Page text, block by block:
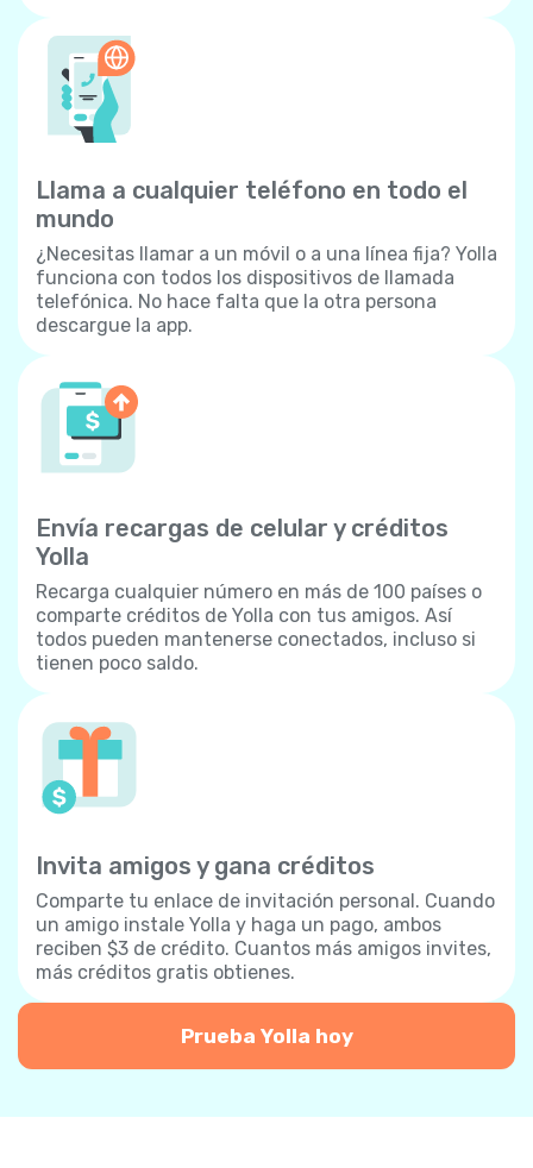
Llama a cualquier teléfono en todo el
mundo
¿Necesitas llamar a un móvil o a una línea fija? Yolla
funciona con todos los dispositivos de llamada
telefónica. No hace falta que la otra persona
descargue la app.
Envía recargas de celular y créditos
Yolla
Recarga cualquier número en más de 100 países o
comparte créditos de Yolla con tus amigos. Así
todos pueden mantenerse conectados, incluso si
tienen poco saldo.
Invita amigos y gana créditos
Comparte tu enlace de invitación personal. Cuando
un amigo instale Yolla y haga un pago, ambos
reciben $3 de crédito. Cuantos más amigos invites,
más créditos gratis obtienes.
Prueba Yolla hoy